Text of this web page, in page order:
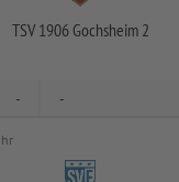
TSV 1906 Gochsheim 2
- -